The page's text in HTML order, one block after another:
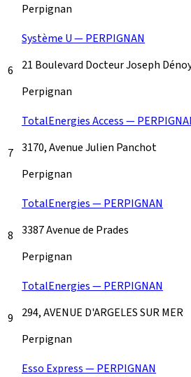
Perpignan
6
Système U — PERPIGNAN
21 Boulevard Docteur Joseph
Perpignan
7
TotalEnergies Access —
3170, Avenue Julien Panchot
Perpignan
8
TotalEnergies — PERPIGNAN
3387 Avenue de Prades
Perpignan
9
TotalEnergies — PERPIGNAN
294, AVENUE D'ARGELES SUR MER
Perpignan
Esso Express — PERPIGNAN